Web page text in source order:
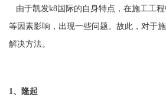
由于凯发k8国际的自身特点，在施工工
等因素影响，出现一些问题。故此，对于
解决方法。
1、隆起